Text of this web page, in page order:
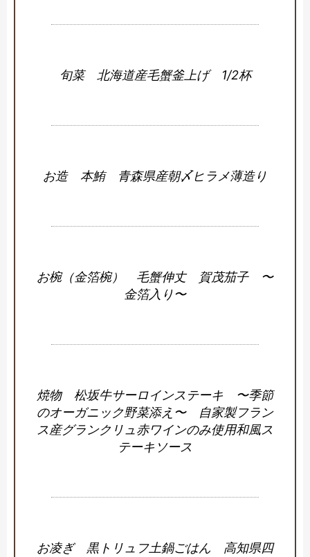
旬菜 北海道産毛蟹釜上げ 1/2杯
お造 本鮪 青森県産朝〆ヒラメ薄造り
お椀（金箔椀） 毛蟹伸丈 賀茂茄子 〜
金箔入り〜
焼物 松坂牛サーロインステーキ 〜季節
のオーガニック野菜添え〜 自家製フラン
ス産グランクリュ赤ワインのみ使用和風ス
テーキソース
お凌ぎ 黒トリュフ土鍋ごはん 高知県四